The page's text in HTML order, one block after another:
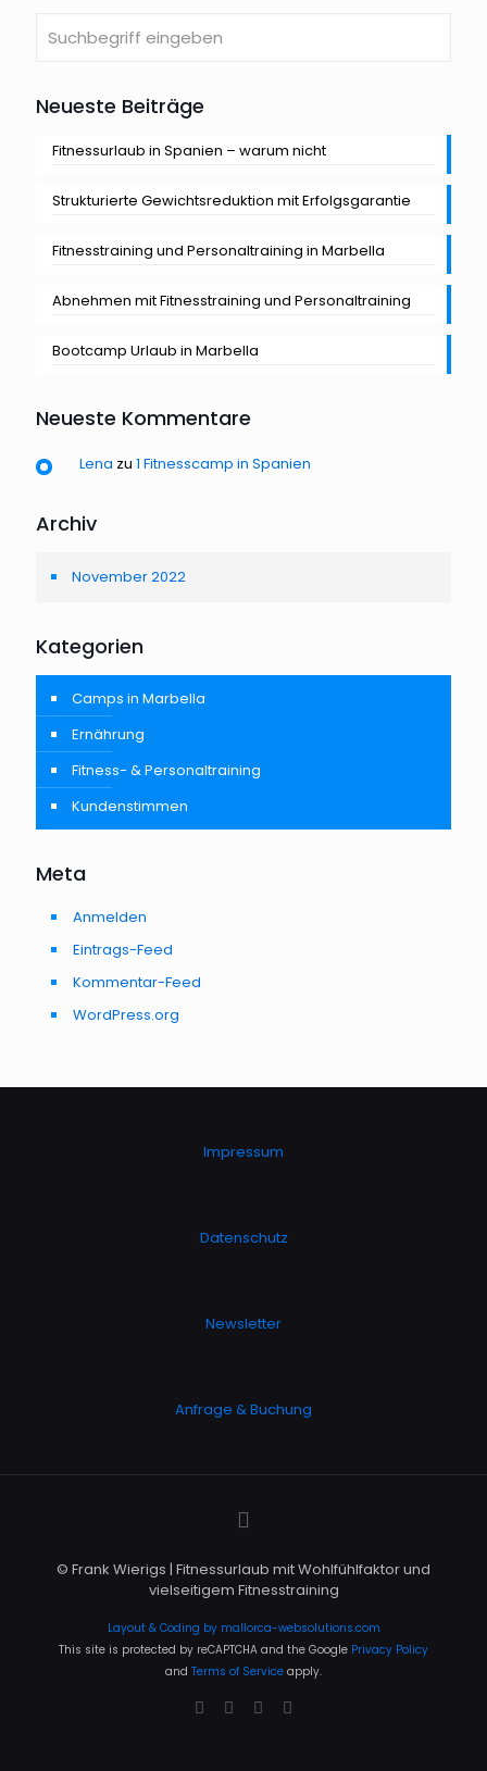
Neueste Beiträge
Fitnessurlaub in Spanien – warum nicht
Strukturierte Gewichtsreduktion mit Erfolgsgarantie
Fitnesstraining und Personaltraining in Marbella
Abnehmen mit Fitnesstraining und Personaltraining
Bootcamp Urlaub in Marbella
Neueste Kommentare
Lena zu 1 Fitnesscamp in Spanien
Archiv
November 2022
Kategorien
Camps in Marbella
Ernährung
Fitness- & Personaltraining
Kundenstimmen
Meta
Anmelden
Eintrags-Feed
Kommentar-Feed
WordPress.org
Impressum
Datenschutz
Newsletter
Anfrage & Buchung
© Frank Wierigs | Fitnessurlaub mit Wohlfühlfaktor und
vielseitigem Fitnesstraining
Layout & Coding by mallorca-websolutions.com
This site is protected by reCAPTCHA and the Google Privacy Policy
and Terms of Service apply.